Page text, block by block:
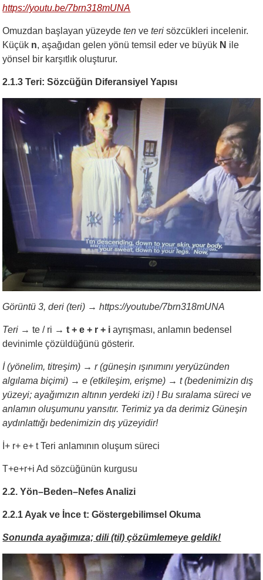
https://youtu.be/7brn318mUNA
Omuzdan başlayan yüzeydeten veteri sözcükleri incelenir.
Küçük n, aşağıdan gelen yönü temsil eder ve büyük N ile
yönsel bir karşıtlık oluşturur.
2.1.3 Teri: Sözcüğün Diferansiyel Yapısı
Görüntü 3, deri (teri) → https://youtube/7brn318mUNA
Teri → te / ri → t + e + r + i ayrışması, anlamın bedensel
devinimle çözüldüğünü gösterir.
İ (yönelim, titreşim) → r (güneşin ışınımını yeryüzünden
algılama biçimi) → e (etkileşim, erişme) → t (bedenimizin dış
yüzeyi; ayağımızın altının yerdeki izi) ! Bu sıralama süreci ve
anlamın oluşumunu yansıtır. Terimiz ya da derimiz Güneşin
aydınlattığı bedenimizin dış yüzeyidir!
İ+ r+ e+ t Teri anlamının oluşum süreci
T+e+r+i Ad sözcüğünün kurgusu
2.2. Yön–Beden–Nefes Analizi
2.2.1 Ayak ve İnce t: Göstergebilimsel Okuma
Sonunda ayağımıza; dili (til) çözümlemeye geldik!